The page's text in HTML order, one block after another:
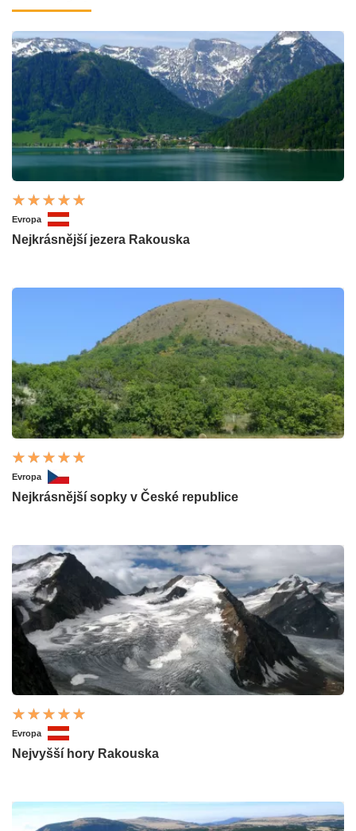
Evropa
Nejkrásnější jezera Rakouska
Evropa
Nejkrásnější sopky v České republice
Evropa
Nejvyšší hory Rakouska